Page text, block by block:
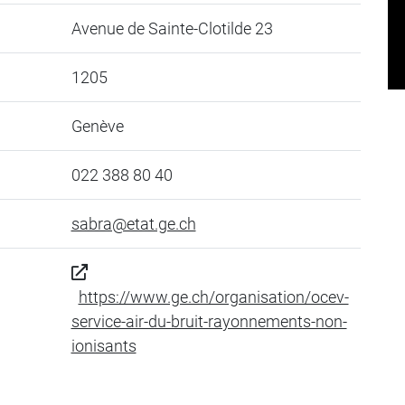
Avenue de Sainte-Clotilde 23
1205
Genève
022 388 80 40
sabra@etat.ge.ch
https://www.ge.ch/organisation/ocev-
service-air-du-bruit-rayonnements-non-
ionisants